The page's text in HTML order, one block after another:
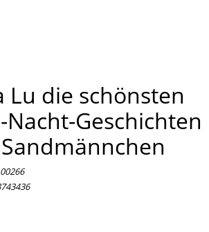
Lu die schönsten
Nacht-Geschichten